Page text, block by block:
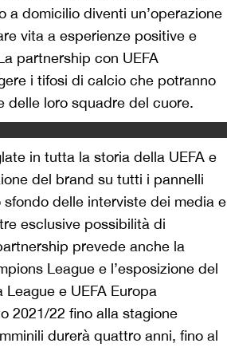
a domicilio diventi un’operazione
vita a esperienze positive e
partnership con UEFA
i tifosi di calcio che potranno
delle loro squadre del cuore.
in tutta la storia della UEFA e
del brand su tutti i pannelli
delle interviste dei media e
esclusive possibilità di
prevede anche la
League e l’esposizione del
e UEFA Europa
2021/22 fino alla stagione
durerà quattro anni, fino al